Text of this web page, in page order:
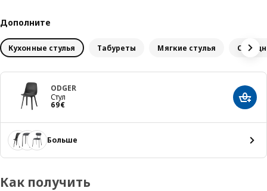
Дополните
Кухонные стулья Табуреты Мягкие стулья
ODGER
Стул
69€
Цена 69€
Больше
Как получить